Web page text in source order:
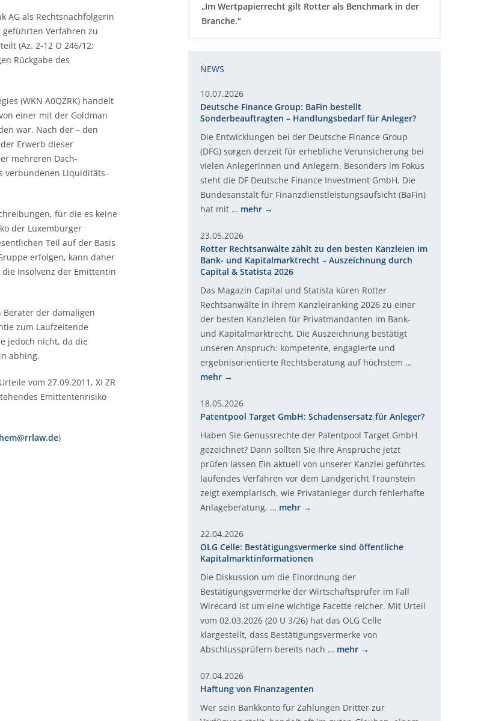
AG als Rechtsnachfolgerin
geführten Verfahren zu
(Az. 2-12 O 246/12;
Rückgabe des
(WKN A0QZRK) handelt
einer mit der Goldman
war. Nach der – den
Erwerb dieser
mehreren Dach-
verbundenen Liquiditäts-
für die es keine
der Luxemburger
Teil auf der Basis
erfolgen, kann daher
Insolvenz der Emittentin
der damaligen
zum Laufzeitende
jedoch nicht, da die
abhing.
vom 27.09.2011, XI ZR
Emittentenrisiko
)
„Im Wertpapierrecht gilt Rotter als Benchmark in der
Branche.“
NEWS
10.07.2026
Deutsche Finance Group: BaFin bestellt
Sonderbeauftragten – Handlungsbedarf für Anleger?
Die Entwicklungen bei der Deutsche Finance Group
(DFG) sorgen derzeit für erhebliche Verunsicherung bei
vielen Anlegerinnen und Anlegern. Besonders im Fokus
steht die DF Deutsche Finance Investment GmbH. Die
Bundesanstalt für Finanzdienstleistungsaufsicht (BaFin)
hat mit … mehr
23.05.2026
Rotter Rechtsanwälte zählt zu den besten Kanzleien im
Bank- und Kapitalmarktrecht – Auszeichnung durch
Capital & Statista 2026
Das Magazin Capital und Statista küren Rotter
Rechtsanwälte in ihrem Kanzleiranking 2026 zu einer
der besten Kanzleien für Privatmandanten im Bank-
und Kapitalmarktrecht. Die Auszeichnung bestätigt
unseren Anspruch: kompetente, engagierte und
ergebnisorientierte Rechtsberatung auf höchstem …
mehr
18.05.2026
Patentpool Target GmbH: Schadensersatz für Anleger?
Haben Sie Genussrechte der Patentpool Target GmbH
gezeichnet? Dann sollten Sie Ihre Ansprüche jetzt
prüfen lassen Ein aktuell von unserer Kanzlei geführtes
laufendes Verfahren vor dem Landgericht Traunstein
zeigt exemplarisch, wie Privatanleger durch fehlerhafte
Anlageberatung, … mehr
22.04.2026
OLG Celle: Bestätigungsvermerke sind öffentliche
Kapitalmarktinformationen
Die Diskussion um die Einordnung der
Bestätigungsvermerke der Wirtschaftsprüfer im Fall
Wirecard ist um eine wichtige Facette reicher. Mit Urteil
vom 02.03.2026 (20 U 3/26) hat das OLG Celle
klargestellt, dass Bestätigungsvermerke von
Abschlussprüfern bereits nach … mehr
07.04.2026
Haftung von Finanzagenten
Wer sein Bankkonto für Zahlungen Dritter zur